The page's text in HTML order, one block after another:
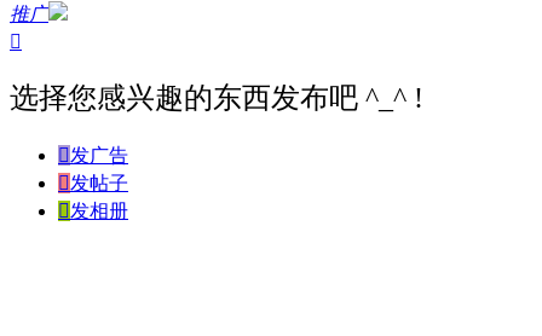
推广

选择您感兴趣的东西发布吧 ^_^ !
发广告
发帖子
发相册